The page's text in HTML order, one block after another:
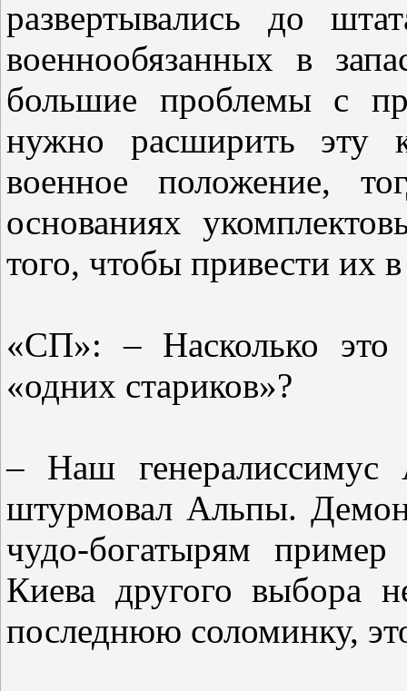
развертывались до
военнообязанных в
большие проблемы с
нужно расширить эту
военное положение,
основаниях
того, чтобы привести их
«СП»: – Насколько это
«одних стариков»?
– Наш генералиссимус
штурмовал Альпы.
чудо-богатырям
Киева другого выбора
последнюю соломинку,